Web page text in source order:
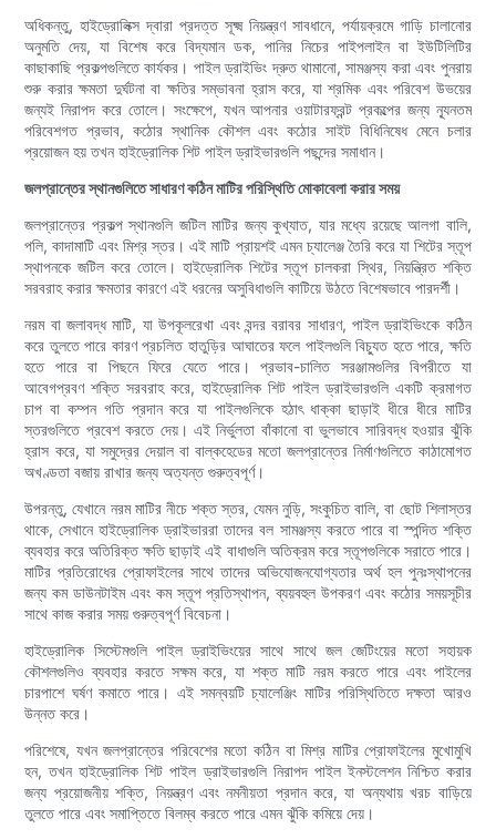
অধিকন্তু, হাইড্রোলিক্স দ্বারা প্রদত্ত সূক্ষ্ম নিয়ন্ত্রণ সাবধানে, পর্যায়ক্রমে গাড়ি চালানোর
অনুমতি দেয়, যা বিশেষ করে বিদ্যমান ডক, পানির নিচের পাইপলাইন বা ইউটিলিটির
কাছাকাছি প্রকল্পগুলিতে কার্যকর। পাইল ড্রাইভিং দ্রুত থামানো, সামঞ্জস্য করা এবং পুনরায়
শুরু করার ক্ষমতা দুর্ঘটনা বা ক্ষতির সম্ভাবনা হ্রাস করে, যা শ্রমিক এবং পরিবেশ উভয়ের
জন্যই নিরাপদ করে তোলে। সংক্ষেপে, যখন আপনার ওয়াটারফ্রন্ট প্রকল্পের জন্য ন্যূনতম
পরিবেশগত প্রভাব, কঠোর স্থানিক কৌশল এবং কঠোর সাইট বিধিনিষেধ মেনে চলার
প্রয়োজন হয় তখন হাইড্রোলিক শিট পাইল ড্রাইভারগুলি পছন্দের সমাধান।
জলপ্রান্তের স্থানগুলিতে সাধারণ কঠিন মাটির পরিস্থিতি মোকাবেলা করার সময়
জলপ্রান্তের প্রকল্প স্থানগুলি জটিল মাটির জন্য কুখ্যাত, যার মধ্যে রয়েছে আলগা বালি,
পলি, কাদামাটি এবং মিশ্র স্তর। এই মাটি প্রায়শই এমন চ্যালেঞ্জ তৈরি করে যা শিটের স্তূপ
স্থাপনকে জটিল করে তোলে। হাইড্রোলিক শিটের স্তূপ চালকরা স্থির, নিয়ন্ত্রিত শক্তি
সরবরাহ করার ক্ষমতার কারণে এই ধরনের অসুবিধাগুলি কাটিয়ে উঠতে বিশেষভাবে পারদর্শী।
নরম বা জলাবদ্ধ মাটি, যা উপকূলরেখা এবং বন্দর বরাবর সাধারণ, পাইল ড্রাইভিংকে কঠিন
করে তুলতে পারে কারণ প্রচলিত হাতুড়ির আঘাতের ফলে পাইলগুলি বিচ্যুত হতে পারে, ক্ষতি
হতে পারে বা পিছনে ফিরে যেতে পারে। প্রভাব-চালিত সরঞ্জামগুলির বিপরীতে যা
আবেগপ্রবণ শক্তি সরবরাহ করে, হাইড্রোলিক শিট পাইল ড্রাইভারগুলি একটি ক্রমাগত
চাপ বা কম্পন গতি প্রদান করে যা পাইলগুলিকে হঠাৎ ধাক্কা ছাড়াই ধীরে ধীরে মাটির
স্তরগুলিতে প্রবেশ করতে দেয়। এই নির্ভুলতা বাঁকানো বা ভুলভাবে সারিবদ্ধ হওয়ার ঝুঁকি
হ্রাস করে, যা সমুদ্রের দেয়াল বা বাল্কহেডের মতো জলপ্রান্তের নির্মাণগুলিতে কাঠামোগত
অখণ্ডতা বজায় রাখার জন্য অত্যন্ত গুরুত্বপূর্ণ।
উপরন্তু, যেখানে নরম মাটির নীচে শক্ত স্তর, যেমন নুড়ি, সংকুচিত বালি, বা ছোট শিলাস্তর
থাকে, সেখানে হাইড্রোলিক ড্রাইভাররা তাদের বল সামঞ্জস্য করতে পারে বা স্পন্দিত শক্তি
ব্যবহার করে অতিরিক্ত ক্ষতি ছাড়াই এই বাধাগুলি অতিক্রম করে স্তূপগুলিকে সরাতে পারে।
মাটির প্রতিরোধের প্রোফাইলের সাথে তাদের অভিযোজনযোগ্যতার অর্থ হল পুনঃস্থাপনের
জন্য কম ডাউনটাইম এবং কম স্তূপ প্রতিস্থাপন, ব্যয়বহুল উপকরণ এবং কঠোর সময়সূচীর
সাথে কাজ করার সময় গুরুত্বপূর্ণ বিবেচনা।
হাইড্রোলিক সিস্টেমগুলি পাইল ড্রাইভিংয়ের সাথে সাথে জল জেটিংয়ের মতো সহায়ক
কৌশলগুলিও ব্যবহার করতে সক্ষম করে, যা শক্ত মাটি নরম করতে পারে এবং পাইলের
চারপাশে ঘর্ষণ কমাতে পারে। এই সমন্বয়টি চ্যালেঞ্জিং মাটির পরিস্থিতিতে দক্ষতা আরও
উন্নত করে।
পরিশেষে, যখন জলপ্রান্তের পরিবেশের মতো কঠিন বা মিশ্র মাটির প্রোফাইলের মুখোমুখি
হন, তখন হাইড্রোলিক শিট পাইল ড্রাইভারগুলি নিরাপদ পাইল ইনস্টলেশন নিশ্চিত করার
জন্য প্রয়োজনীয় শক্তি, নিয়ন্ত্রণ এবং নমনীয়তা প্রদান করে, যা অন্যথায় খরচ বাড়িয়ে
তুলতে পারে এবং সমাপ্তিতে বিলম্ব করতে পারে এমন ঝুঁকি কমিয়ে দেয়।